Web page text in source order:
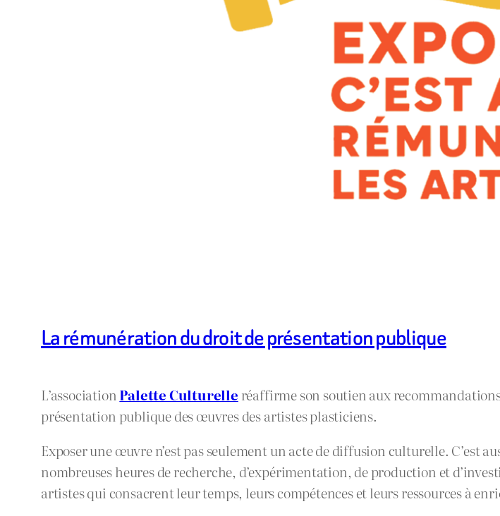
La rémunération du droit de présentation publique
L’associationPalette Culturelle réaffirme son soutien aux
présentation publique des œuvres des artistes plasticiens.
Exposer une œuvre n’est pas seulement un acte de diffusion culturelle. C’est
nombreuses heures de recherche, d’expérimentation, de production et
artistes qui consacrent leur temps, leurs compétences et leurs ressources à